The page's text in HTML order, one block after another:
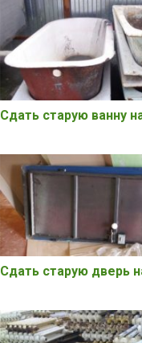
Сдать старую ванну
Сдать старую дверь